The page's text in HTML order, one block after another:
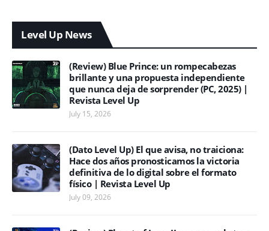
Level Up News
(Review) Blue Prince: un rompecabezas
brillante y una propuesta independiente
que nunca deja de sorprender (PC, 2025) |
Revista Level Up
July 15, 2026
(Dato Level Up) El que avisa, no traiciona:
Hace dos años pronosticamos la victoria
definitiva de lo digital sobre el formato
físico | Revista Level Up
July 09, 2026